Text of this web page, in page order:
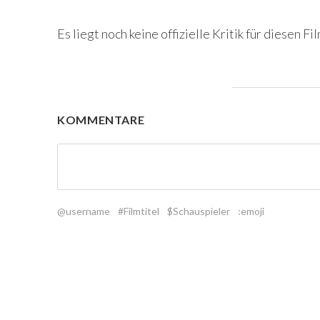
Es liegt noch keine offizielle Kritik für diesen
KOMMENTARE
@username #Filmtitel $Schauspieler :emoji